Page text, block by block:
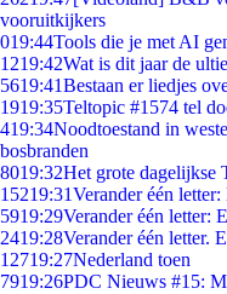
vooruitkijkers
019:44Tools die je met AI
1219:42Wat is dit jaar de
5619:41Bestaan er liedjes
1919:35Teltopic #1574 tel
419:34Noodtoestand in
bosbranden
8019:32Het grote dagelijkse
15219:31Verander één
5919:29Verander één letter:
2419:28Verander één letter.
12719:27Nederland toen
7919:26PDC Nieuws #15: